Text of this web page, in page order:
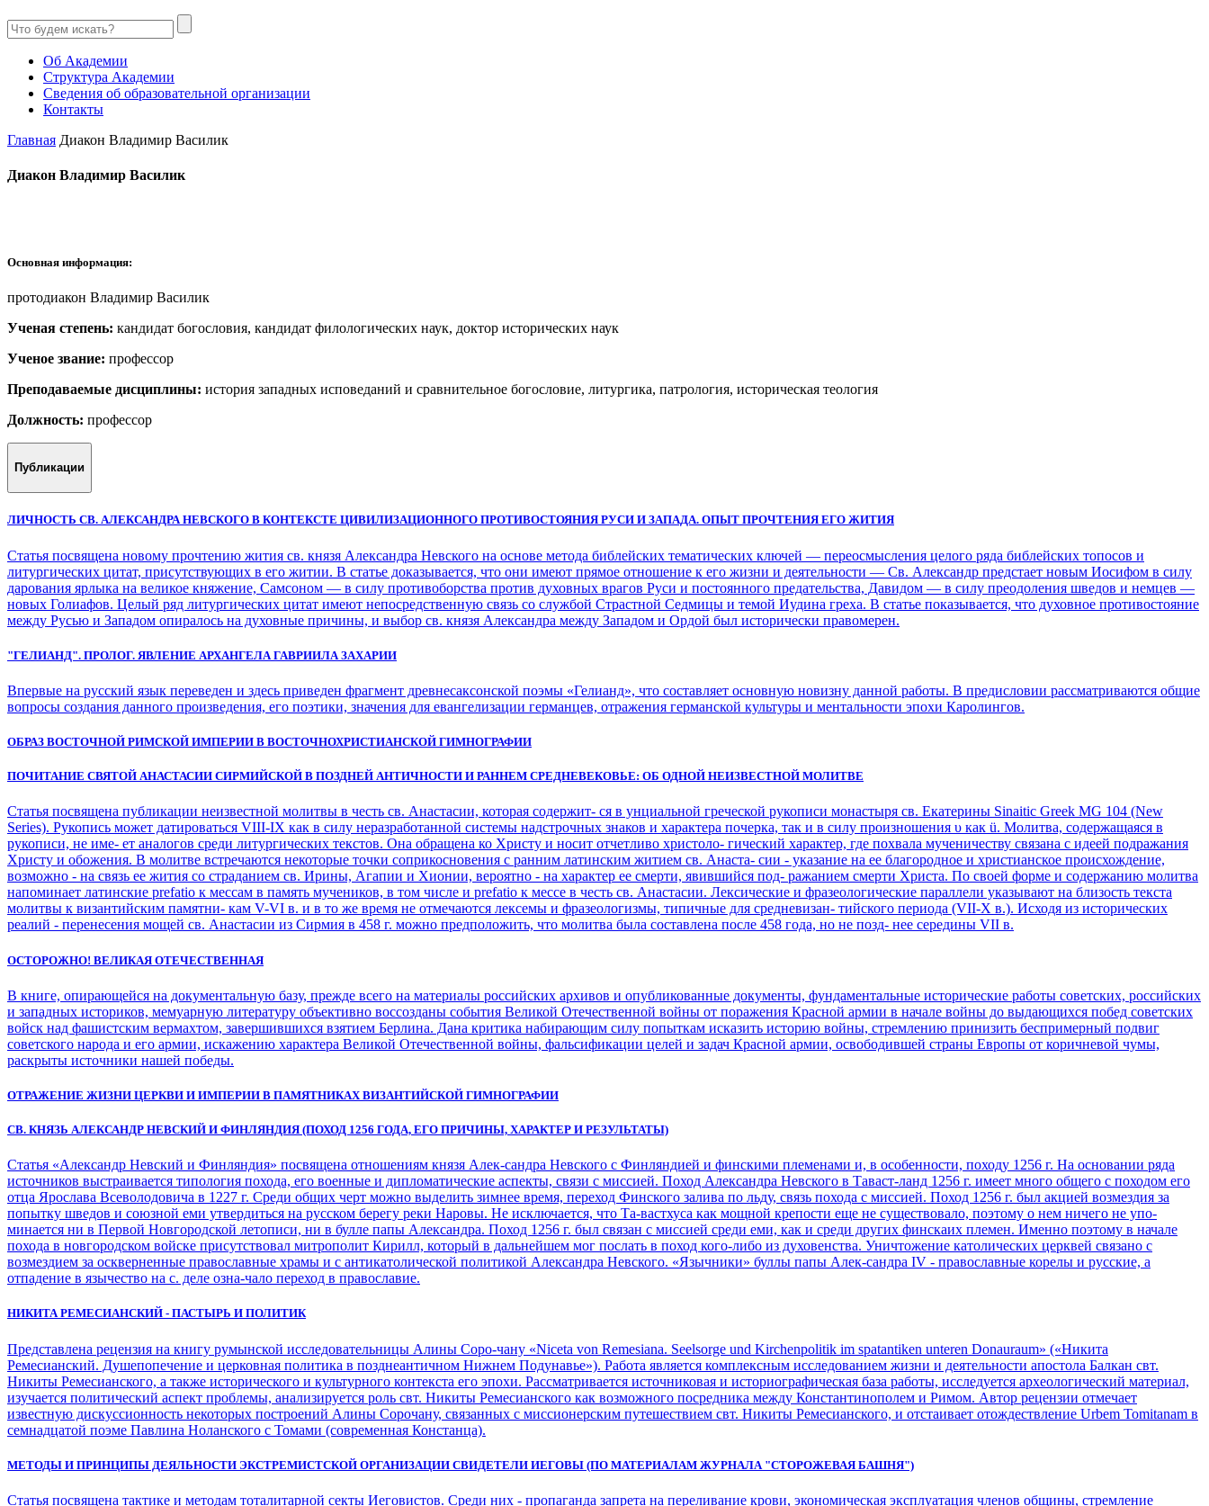
Об Академии
Структура Академии
Сведения об образовательной организации
Контакты
Главная Диакон Владимир Василик
Диакон Владимир Василик
Основная информация:
протодиакон Владимир Василик
Ученая степень: кандидат богословия, кандидат филологических наук, доктор исторических наук
Ученое звание: профессор
Преподаваемые дисциплины: история западных исповеданий и сравнительное богословие, литургика, патрология, историческая теология
Должность: профессор
Публикации
ЛИЧНОСТЬ СВ. АЛЕКСАНДРА НЕВСКОГО В КОНТЕКСТЕ ЦИВИЛИЗАЦИОННОГО ПРОТИВОСТОЯНИЯ РУСИ И ЗАПАДА. ОПЫТ ПРОЧТЕНИЯ ЕГО ЖИТИЯ
Статья посвящена новому прочтению жития св. князя Александра Невского на основе метода библейских тематических ключей ― переосмысления целого ряда библейских топосов и
литургических цитат, присутствующих в его житии. В статье доказывается, что они имеют прямое отношение к его жизни и деятельности ― Св. Александр предстает новым Иосифом в силу
дарования ярлыка на великое княжение, Самсоном ― в силу противоборства против духовных врагов Руси и постоянного предательства, Давидом ― в силу преодоления шведов и немцев ―
новых Голиафов. Целый ряд литургических цитат имеют непосредственную связь со службой Страстной Седмицы и темой Иудина греха. В статье показывается, что духовное противостояние
между Русью и Западом опиралось на духовные причины, и выбор св. князя Александра между Западом и Ордой был исторически правомерен.
"ГЕЛИАНД". ПРОЛОГ. ЯВЛЕНИЕ АРХАНГЕЛА ГАВРИИЛА ЗАХАРИИ
Впервые на русский язык переведен и здесь приведен фрагмент древнесаксонской поэмы «Гелианд», что составляет основную новизну данной работы. В предисловии рассматриваются общие
вопросы создания данного произведения, его поэтики, значения для евангелизации германцев, отражения германской культуры и ментальности эпохи Каролингов.
ОБРАЗ ВОСТОЧНОЙ РИМСКОЙ ИМПЕРИИ В ВОСТОЧНОХРИСТИАНСКОЙ ГИМНОГРАФИИ
ПОЧИТАНИЕ СВЯТОЙ АНАСТАСИИ СИРМИЙСКОЙ В ПОЗДНЕЙ АНТИЧНОСТИ И РАННЕМ СРЕДНЕВЕКОВЬЕ: ОБ ОДНОЙ НЕИЗВЕСТНОЙ МОЛИТВЕ
Статья посвящена публикации неизвестной молитвы в честь св. Анастасии, которая содержит- ся в унциальной греческой рукописи монастыря св. Екатерины Sinaitic Greek MG 104 (New
Series). Рукопись может датироваться VIII-IX как в силу неразработанной системы надстрочных знаков и характера почерка, так и в силу произношения υ как ü. Молитва, содержащаяся в
рукописи, не име- ет аналогов среди литургических текстов. Она обращена ко Христу и носит отчетливо христоло- гический характер, где похвала мученичеству связана с идеей подражания
Христу и обожения. В молитве встречаются некоторые точки соприкосновения с ранним латинским житием св. Анаста- сии - указание на ее благородное и христианское происхождение,
возможно - на связь ее жития со страданием св. Ирины, Агапии и Хионии, вероятно - на характер ее смерти, явившийся под- ражанием смерти Христа. По своей форме и содержанию молитва
напоминает латинские prefatio к мессам в память мучеников, в том числе и prefatio к мессе в честь св. Анастасии. Лексические и фразеологические параллели указывают на близость текста
молитвы к византийским памятни- кам V-VI в. и в то же время не отмечаются лексемы и фразеологизмы, типичные для средневизан- тийского периода (VII-X в.). Исходя из исторических
реалий - перенесения мощей св. Анастасии из Сирмия в 458 г. можно предположить, что молитва была составлена после 458 года, но не позд- нее середины VII в.
ОСТОРОЖНО! ВЕЛИКАЯ ОТЕЧЕСТВЕННАЯ
В книге, опирающейся на документальную базу, прежде всего на материалы российских архивов и опубликованные документы, фундаментальные исторические работы советских, российских
и западных историков, мемуарную литературу объективно воссозданы события Великой Отечественной войны от поражения Красной армии в начале войны до выдающихся побед советских
войск над фашистским вермахтом, завершившихся взятием Берлина. Дана критика набирающим силу попыткам исказить историю войны, стремлению принизить беспримерный подвиг
советского народа и его армии, искажению характера Великой Отечественной войны, фальсификации целей и задач Красной армии, освободившей страны Европы от коричневой чумы,
раскрыты источники нашей победы.
ОТРАЖЕНИЕ ЖИЗНИ ЦЕРКВИ И ИМПЕРИИ В ПАМЯТНИКАХ ВИЗАНТИЙСКОЙ ГИМНОГРАФИИ
СВ. КНЯЗЬ АЛЕКСАНДР НЕВСКИЙ И ФИНЛЯНДИЯ (ПОХОД 1256 ГОДА, ЕГО ПРИЧИНЫ, ХАРАКТЕР И РЕЗУЛЬТАТЫ)
Статья «Александр Невский и Финляндия» посвящена отношениям князя Алек-сандра Невского с Финляндией и финскими племенами и, в особенности, походу 1256 г. На основании ряда
источников выстраивается типология похода, его военные и дипломатические аспекты, связи с миссией. Поход Александра Невского в Таваст-ланд 1256 г. имеет много общего с походом его
отца Ярослава Всеволодовича в 1227 г. Среди общих черт можно выделить зимнее время, переход Финского залива по льду, связь похода с миссией. Поход 1256 г. был акцией возмездия за
попытку шведов и союзной еми утвердиться на русском берегу реки Наровы. Не исключается, что Та-вастхуса как мощной крепости еще не существовало, поэтому о нем ничего не упо-
минается ни в Первой Новгородской летописи, ни в булле папы Александра. Поход 1256 г. был связан с миссией среди еми, как и среди других финскаих племен. Именно поэтому в начале
похода в новгородском войске присутствовал митрополит Кирилл, который в дальнейшем мог послать в поход кого-либо из духовенства. Уничтожение катoлических церквей связано с
возмездием за оскверненные православные храмы и с антикатолической политикой Александра Невского. «Язычники» буллы папы Алек-сандра IV - православные корелы и русские, а
отпадение в язычество на с. деле озна-чало переход в православие.
НИКИТА РЕМЕСИАНСКИЙ - ПАСТЫРЬ И ПОЛИТИК
Представлена рецензия на книгу румынской исследовательницы Алины Соро-чану «Niceta von Remesiana. Seelsorge und Kirchenpolitik im spatantiken unteren Donauraum» («Никита
Ремесианский. Душепопечение и церковная политика в позднеантичном Нижнем Подунавье»). Работа является комплексным исследованием жизни и деятельности апостола Балкан свт.
Никиты Ремесианского, а также исторического и культурного контекста его эпохи. Рассматривается источниковая и историографическая база работы, исследуется археологический материал,
изучается политический аспект проблемы, анализируется роль свт. Никиты Ремесианского как возможного посредника между Константинополем и Римом. Автор рецензии отмечает
известную дискуссионность некоторых построений Алины Сорочану, связанных с миссионерским путешествием свт. Никиты Ремесианского, и отстаивает отождествление Urbem Tomitanam в
семнадцатой поэме Павлина Ноланского с Томами (современная Констанца).
МЕТОДЫ И ПРИНЦИПЫ ДЕЯЛЬНОСТИ ЭКСТРЕМИСТСКОЙ ОРГАНИЗАЦИИ СВИДЕТЕЛИ ИЕГОВЫ (ПО МАТЕРИАЛАМ ЖУРНАЛА "СТОРОЖЕВАЯ БАШНЯ")
Статья посвящена тактике и методам тоталитарной секты Иеговистов. Среди них - пропаганда запрета на переливание крови, экономическая эксплуатация членов общины, стремление